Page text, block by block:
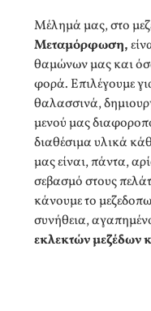
Μέλημά μας, στο
Μεταμόρφωση,
θαμώνων μας και
φορά. Επιλέγουμε
θαλασσινά,
μενού μας
διαθέσιμα υλικά
μας είναι, πάντα,
σεβασμό στους
κάνουμε το
συνήθεια,
εκλεκτών μεζέδων